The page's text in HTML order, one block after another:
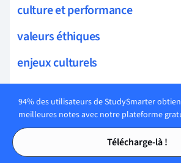
Tables des matières
Tables des matières
culture et performance
valeurs éthiques
enjeux culturels
identité organisationnelle
culture et leadership
culture et innovation
94% des utilisateurs de StudySmarter
meilleures notes avec notre plateforme
Télécharge-là !